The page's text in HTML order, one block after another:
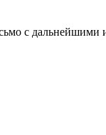
с дальнейшими